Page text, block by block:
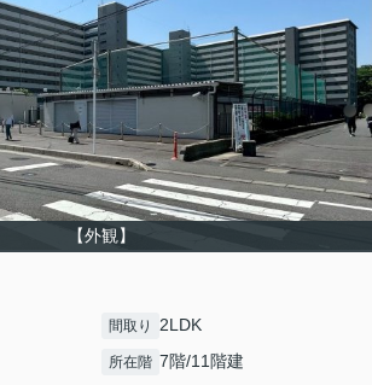
【外観】
間取り 2LDK
所在階 7階/11階建